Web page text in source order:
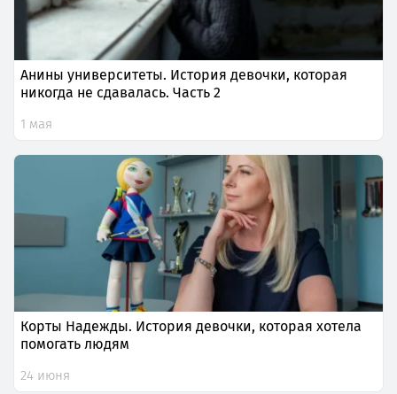
Анины университеты. История девочки, которая
никогда не сдавалась. Часть 2
1 мая
Корты Надежды. История девочки, которая хотела
помогать людям
24 июня